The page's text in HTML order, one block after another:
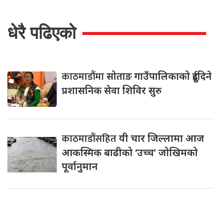
धेरै पढिएको
काठमाडौंमासोताङ गाउँपालिकाको दुईदिने
प्रशासनिक सेवा शिविर सुरु
काठमाडौंसहितयी चार जिल्लामा आज
आकस्मिक बाढीको ‘उच्च’ जोखिमको
पूर्वानुमान